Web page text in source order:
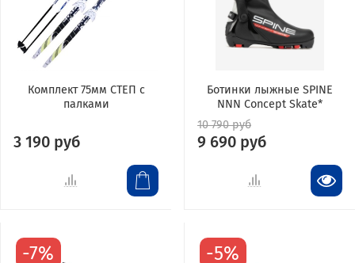
Комплект 75мм СТЕП с
палками
3 190 руб
Ботинки лыжные SPINE
NNN Concept Skate*
10 790 руб
9 690 руб
-7% -5%